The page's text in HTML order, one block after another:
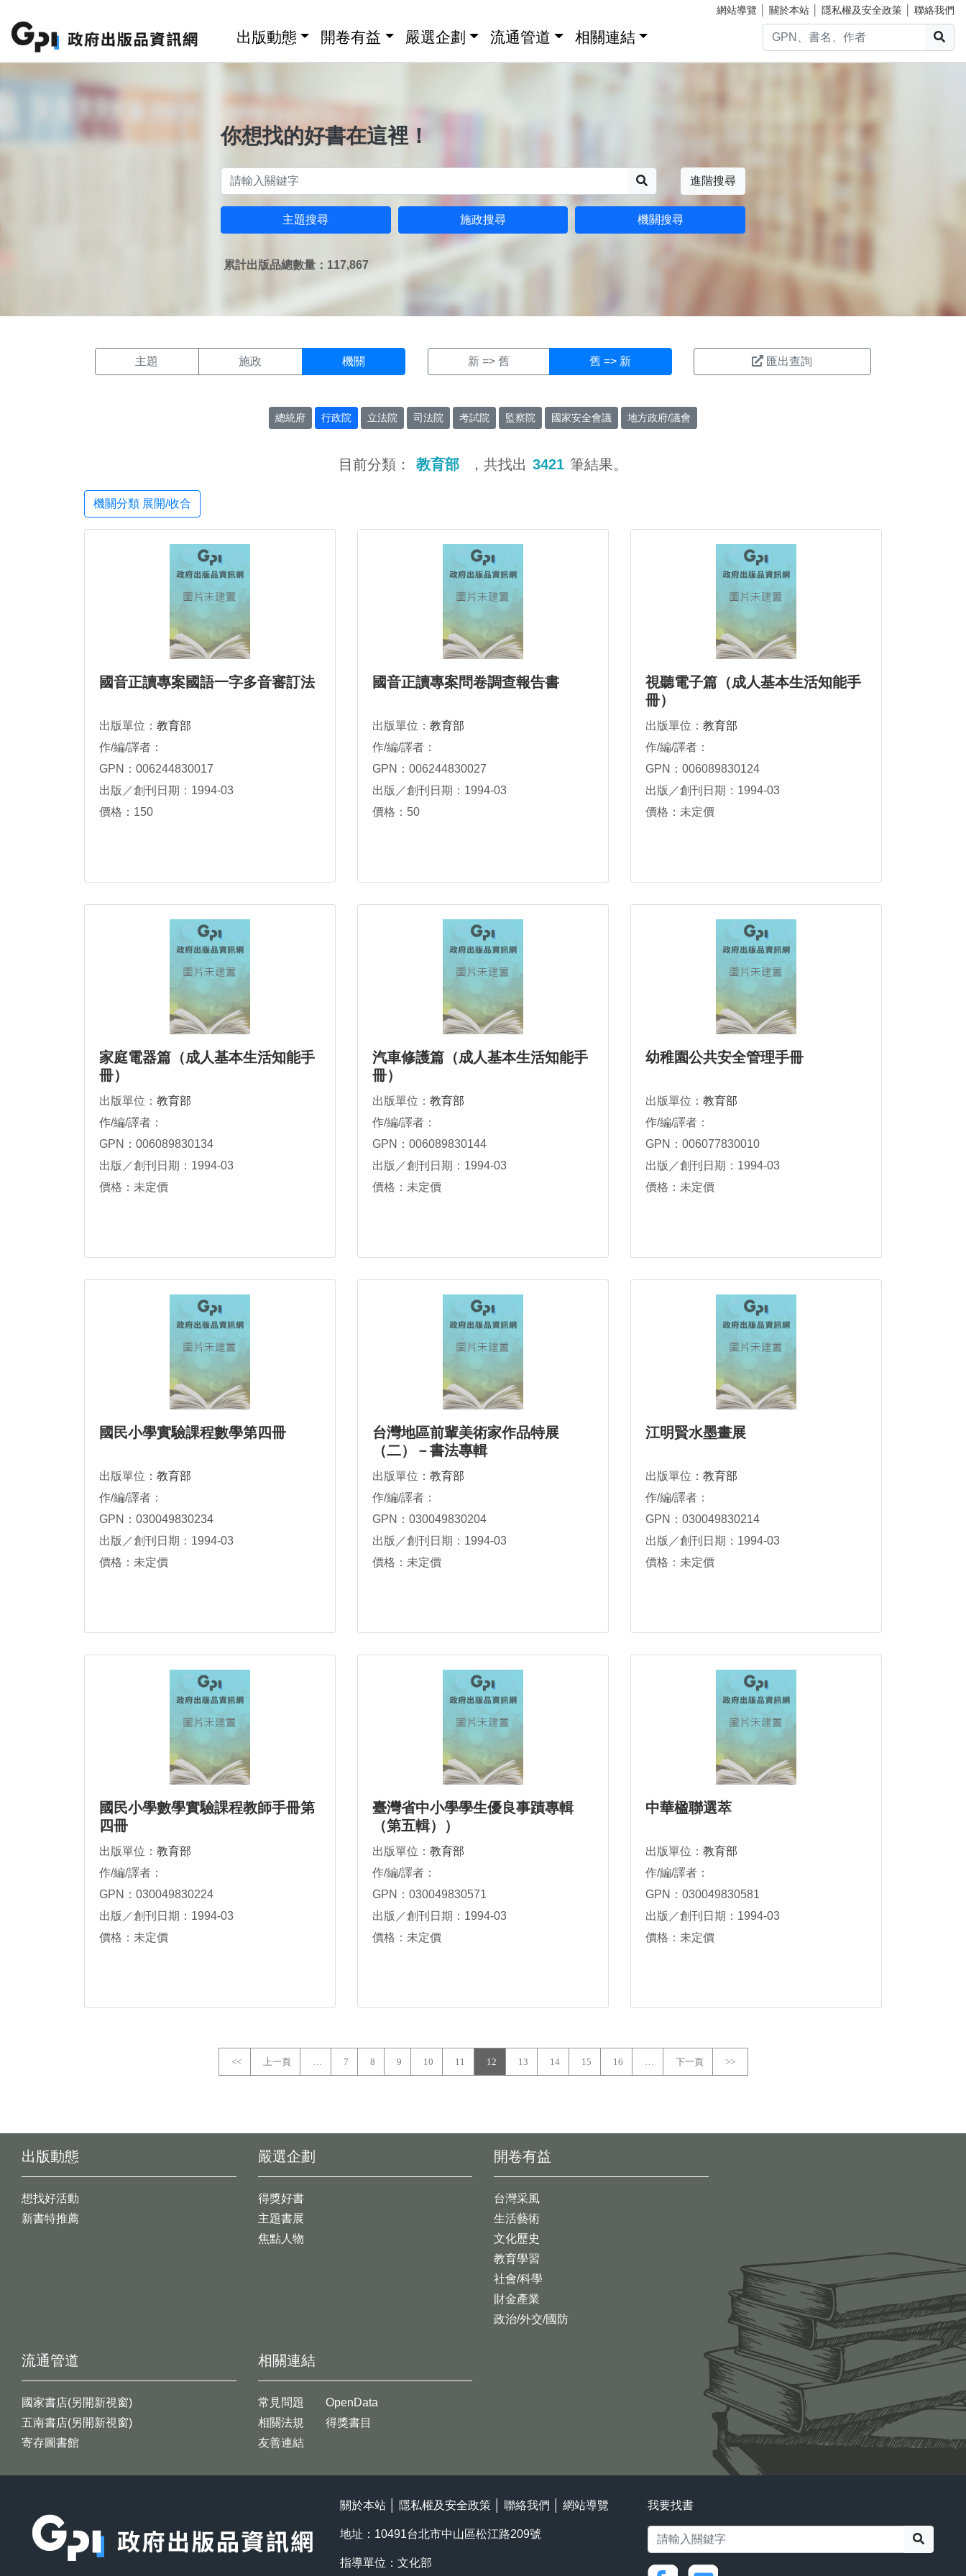
網站導覽 關於本站 隱私權及安全政策 聯絡我們
出版動態 開卷有益 嚴選企劃 流通管道 相關連結
你想找的好書在這裡！
進階搜尋
主題搜尋 施政搜尋 機關搜尋
累計出版品總數量：117,867
主題 施政 機關 新 => 舊 舊 => 新 匯出查詢
總統府 行政院 立法院 司法院 考試院 監察院 國家安全會議 地方政府/議會
目前分類： 教育部 ，共找出 3421 筆結果。
機關分類 展開/收合
國音正讀專案國語一字多音審訂法
出版單位： 教育部
作/編/譯者：
GPN：006244830017
出版／創刊日期：1994-03
價格：150
國音正讀專案問卷調查報告書
出版單位： 教育部
作/編/譯者：
GPN：006244830027
出版／創刊日期：1994-03
價格：50
視聽電子篇（成人基本生活知能手
冊）
出版單位： 教育部
作/編/譯者：
GPN：006089830124
出版／創刊日期：1994-03
價格：未定價
家庭電器篇（成人基本生活知能手
冊）
出版單位： 教育部
作/編/譯者：
GPN：006089830134
出版／創刊日期：1994-03
價格：未定價
汽車修護篇（成人基本生活知能手
冊）
出版單位： 教育部
作/編/譯者：
GPN：006089830144
出版／創刊日期：1994-03
價格：未定價
幼稚園公共安全管理手冊
出版單位： 教育部
作/編/譯者：
GPN：006077830010
出版／創刊日期：1994-03
價格：未定價
國民小學實驗課程數學第四冊
出版單位： 教育部
作/編/譯者：
GPN：030049830234
出版／創刊日期：1994-03
價格：未定價
台灣地區前輩美術家作品特展
（二）－書法專輯
出版單位： 教育部
作/編/譯者：
GPN：030049830204
出版／創刊日期：1994-03
價格：未定價
江明賢水墨畫展
出版單位： 教育部
作/編/譯者：
GPN：030049830214
出版／創刊日期：1994-03
價格：未定價
國民小學數學實驗課程教師手冊第
四冊
出版單位： 教育部
作/編/譯者：
GPN：030049830224
出版／創刊日期：1994-03
價格：未定價
臺灣省中小學學生優良事蹟專輯
（第五輯））
出版單位： 教育部
作/編/譯者：
GPN：030049830571
出版／創刊日期：1994-03
價格：未定價
中華楹聯選萃
出版單位： 教育部
作/編/譯者：
GPN：030049830581
出版／創刊日期：1994-03
價格：未定價
<< 上一頁 … 7 8 9 10 11 12 13 14 15 16 … 下一頁 >>
出版動態
想找好活動
新書特推薦
開卷有益
台灣采風
生活藝術
文化歷史
教育學習
社會/科學
財金產業
政治/外交/國防
嚴選企劃
得獎好書
主題書展
焦點人物
流通管道
國家書店(另開新視窗)
五南書店(另開新視窗)
寄存圖書館
相關連結
常見問題
相關法規
友善連結
OpenData
得獎書目
關於本站 隱私權及安全政策 聯絡我們 網站導覽
地址：10491台北市中山區松江路209號
指導單位：文化部
我要找書